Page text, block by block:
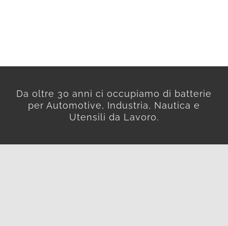
Da oltre 30 anni ci occupiamo di batterie
per Automotive, Industria, Nautica e
Utensili da Lavoro.